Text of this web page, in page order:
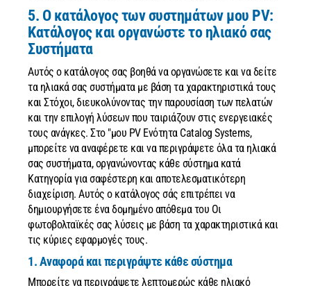
5. Ο κατάλογος των συστημάτων μου PV:
Κατάλογος και οργανώστε το ηλιακό σας
Συστήματα
Αυτός ο κατάλογος σας βοηθά να οργανώσετε και να δείτε
τα ηλιακά σας συστήματα με βάση τα χαρακτηριστικά τους
και Στόχοι, διευκολύνοντας την παρουσίαση των πελατών
και την επιλογή λύσεων που ταιριάζουν στις ενεργειακές
τους ανάγκες. Στο "μου PV Ενότητα Catalog Systems,
μπορείτε να αναφέρετε και να περιγράψετε όλα τα ηλιακά
σας συστήματα, οργανώνοντας κάθε σύστημα κατά
Κατηγορία για σαφέστερη και αποτελεσματικότερη
διαχείριση. Αυτός ο κατάλογος σάς επιτρέπει να
δημιουργήσετε ένα δομημένο απόθεμα του Οι
φωτοβολταϊκές σας λύσεις με βάση τα χαρακτηριστικά και
τις κύριες εφαρμογές τους.
1. Αναφορά και περιγράψτε κάθε σύστημα
Μπορείτε να περιγράψετε λεπτομερώς κάθε ηλιακό